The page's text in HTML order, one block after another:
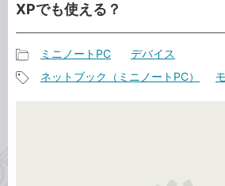
XPでも使える？
事
カ
ミニノートPC デバイス
ネットブック（ミニノートPC）